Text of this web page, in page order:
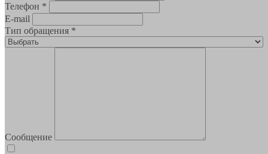
Телефон *
E-mail
Тип обращения *
Сообщение